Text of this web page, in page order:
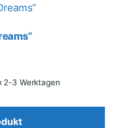
2-3 Werktagen